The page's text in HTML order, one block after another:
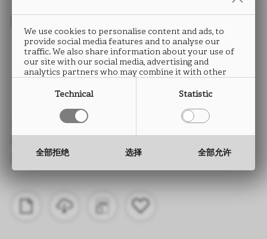
NADIR
FD17
类型： ABS封边条
厚度： 0.5 至 2.0 mm
We use cookies to personalise content and ads, to
provide social media features and to analyse our
traffic. We also share information about your use of
our site with our social media, advertising and
analytics partners who may combine it with other
they have collected from your use of their services.
Technical Statistic
全部拒绝 选择 全部允许